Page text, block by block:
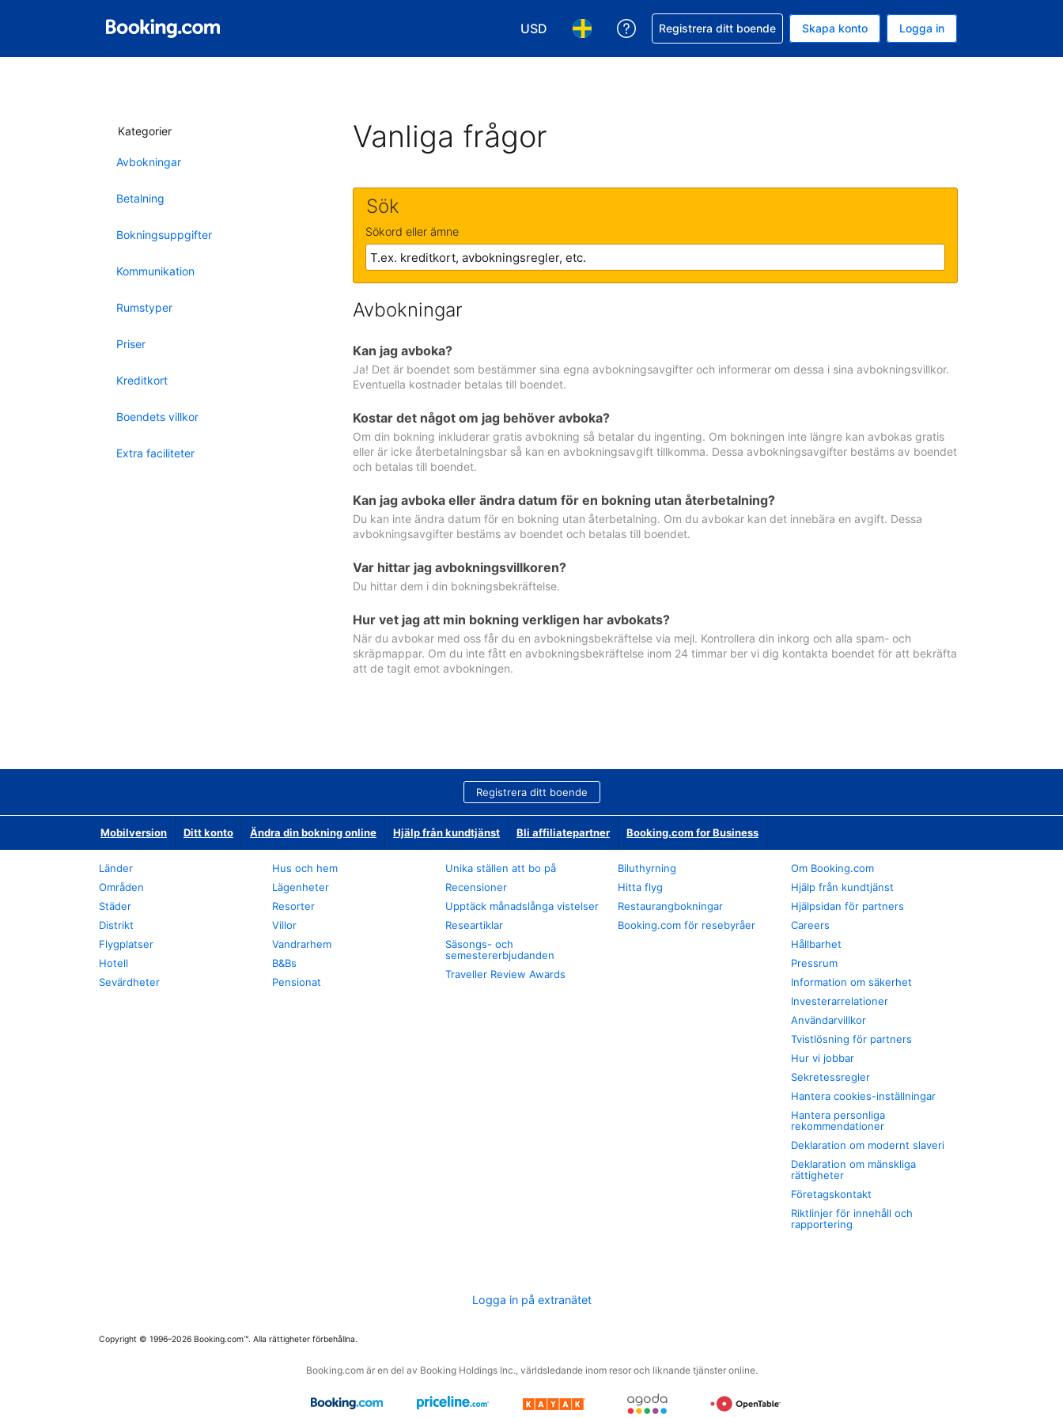
USD
Välj valuta. Din nuvarande valuta är Amerikanska dollar
Välj språk. Ditt nuvarande språk är Svenska
Få hjälp med din bokning
Registrera ditt boende Skapa konto Logga in
Kategorier
Avbokningar
Betalning
Bokningsuppgifter
Kommunikation
Rumstyper
Priser
Kreditkort
Boendets villkor
Extra faciliteter
Vanliga frågor
Sök
Sökord eller ämne
Avbokningar
Kan jag avboka?
Ja! Det är boendet som bestämmer sina egna avbokningsavgifter och informerar om dessa i sina avbokningsvillkor.
Eventuella kostnader betalas till boendet.
Kostar det något om jag behöver avboka?
Om din bokning inkluderar gratis avbokning så betalar du ingenting. Om bokningen inte längre kan avbokas gratis
eller är icke återbetalningsbar så kan en avbokningsavgift tillkomma. Dessa avbokningsavgifter bestäms av boendet
och betalas till boendet.
Kan jag avboka eller ändra datum för en bokning utan återbetalning?
Du kan inte ändra datum för en bokning utan återbetalning. Om du avbokar kan det innebära en avgift. Dessa
avbokningsavgifter bestäms av boendet och betalas till boendet.
Var hittar jag avbokningsvillkoren?
Du hittar dem i din bokningsbekräftelse.
Hur vet jag att min bokning verkligen har avbokats?
När du avbokar med oss får du en avbokningsbekräftelse via mejl. Kontrollera din inkorg och alla spam- och
skräpmappar. Om du inte fått en avbokningsbekräftelse inom 24 timmar ber vi dig kontakta boendet för att bekräfta
att de tagit emot avbokningen.
Registrera ditt boende
Mobilversion Ditt konto Ändra din bokning online Hjälp från kundtjänst Bli affiliatepartner Booking.com for Business
Länder
Områden
Städer
Distrikt
Flygplatser
Hotell
Sevärdheter
Hus och hem
Lägenheter
Resorter
Villor
Vandrarhem
B&Bs
Pensionat
Unika ställen att bo på
Recensioner
Upptäck månadslånga vistelser
Researtiklar
Säsongs- och
semestererbjudanden
Traveller Review Awards
Biluthyrning
Hitta flyg
Restaurangbokningar
Booking.com för resebyråer
Om Booking.com
Hjälp från kundtjänst
Hjälpsidan för partners
Careers
Hållbarhet
Pressrum
Information om säkerhet
Investerarrelationer
Användarvillkor
Tvistlösning för partners
Hur vi jobbar
Sekretessregler
Hantera cookies-inställningar
Hantera personliga
rekommendationer
Deklaration om modernt slaveri
Deklaration om mänskliga
rättigheter
Företagskontakt
Riktlinjer för innehåll och
rapportering
Logga in på extranätet
Copyright © 1996–2026 Booking.com™. Alla rättigheter förbehållna.
Booking.com är en del av Booking Holdings Inc., världsledande inom resor och liknande tjänster online.